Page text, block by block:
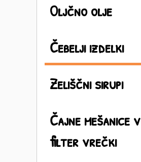
Oljčno olje
Čebelji izdelki
Zeliščni sirupi
Čajne mešanice v
filter vrečki